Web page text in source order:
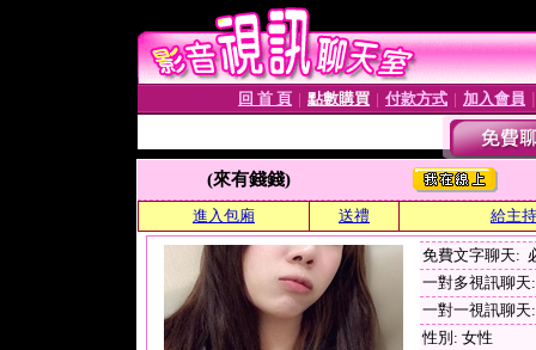
回 首 頁 點數購買 付款方式 加入會員
(來有錢錢)
進入包廂 送禮 給主
免費文字聊天:
一對多視訊聊天
一對一視訊聊天
性別: 女性